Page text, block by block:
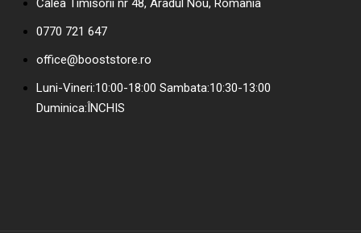
0770 721 647
office@booststore.ro
Luni-Vineri:10:00-18:00 Sambata:10:30-13:00
Duminica:ÎNCHIS